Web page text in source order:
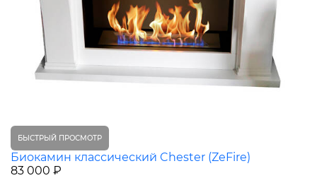
БЫСТРЫЙ ПРОСМОТР
Биокамин классический Chester (ZeFire)
83 000 ₽